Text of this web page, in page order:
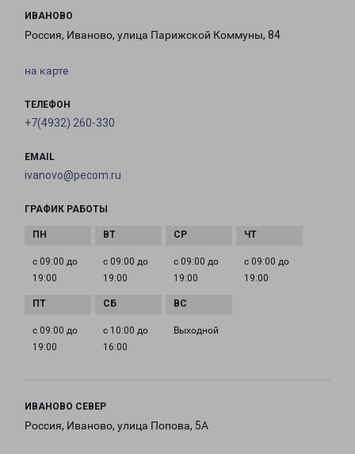
ИВАНОВО
Россия, Иваново, улица Парижской Коммуны, 84
на карте
ТЕЛЕФОН
+7(4932) 260-330
EMAIL
ivanovo@pecom.ru
ГРАФИК РАБОТЫ
с 09:00 до
19:00
с 09:00 до
19:00
с 09:00 до
19:00
с 09:00 до
19:00
с 09:00 до
19:00
с 10:00 до
16:00
Выходной
ИВАНОВО СЕВЕР
Россия, Иваново, улица Попова, 5А